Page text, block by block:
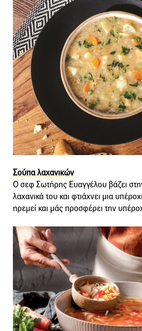
Σούπα λαχανικών
Ο σεφ Σωτήρης Ευαγγέλου βάζει
λαχανικά του και φτιάχνει μια
ηρεμεί και μάς προσφέρει την